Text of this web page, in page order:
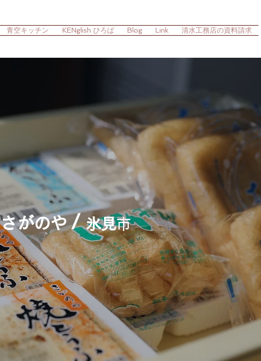
青空キッチン KENglish ひろば Blog Link 清水工務店の資料請求
さがのや/氷見市